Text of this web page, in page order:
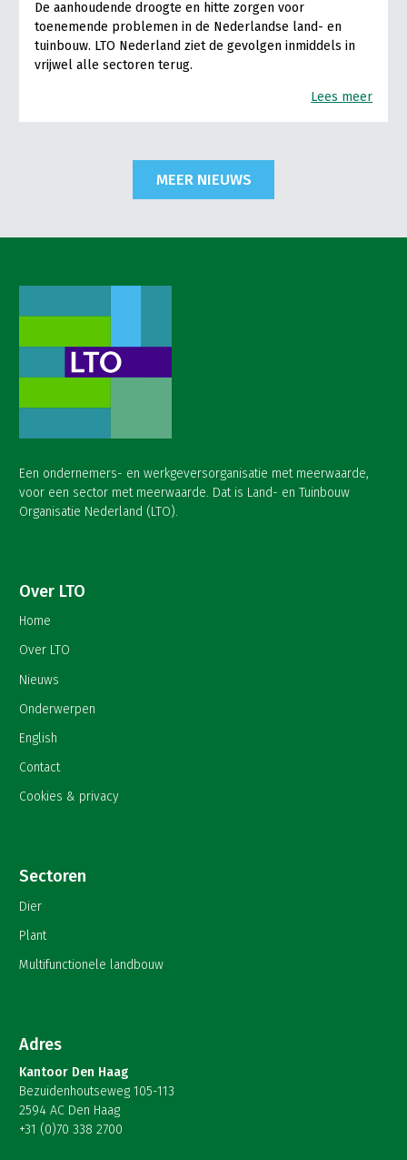
De aanhoudende droogte en hitte zorgen voor
toenemende problemen in de Nederlandse land- en
tuinbouw. LTO Nederland ziet de gevolgen inmiddels in
vrijwel alle sectoren terug.
Lees meer
MEER NIEUWS
Een ondernemers- en werkgeversorganisatie met meerwaarde,
voor een sector met meerwaarde. Dat is Land- en Tuinbouw
Organisatie Nederland (LTO).
Over LTO
Home
Over LTO
Nieuws
Onderwerpen
English
Contact
Cookies & privacy
Sectoren
Dier
Plant
Multifunctionele landbouw
Adres
Kantoor Den Haag
Bezuidenhoutseweg 105-113
2594 AC Den Haag
+31 (0)70 338 2700